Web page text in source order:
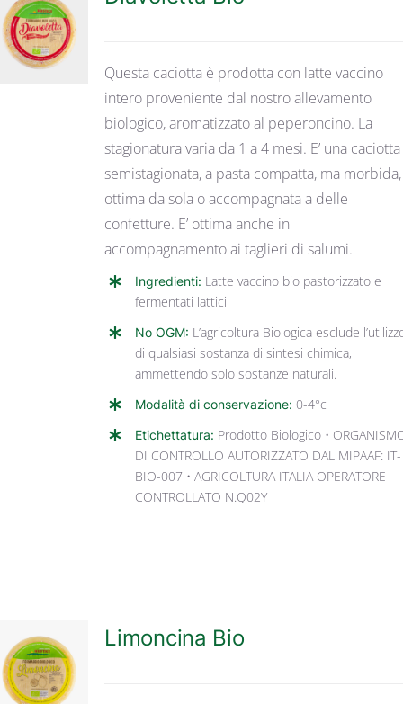
DETTAGLI
Questa caciotta è prodotta con latte vaccino
intero proveniente dal nostro allevamento
biologico, aromatizzato al peperoncino. La
stagionatura varia da 1 a 4 mesi. E’ una caciotta
semistagionata, a pasta compatta, ma morbida,
ottima da sola o accompagnata a delle
confetture. E’ ottima anche in
accompagnamento ai taglieri di salumi.
Ingredienti: Latte vaccino bio pastorizzato e
fermentati lattici
No OGM: L’agricoltura Biologica esclude
di qualsiasi sostanza di sintesi chimica,
ammettendo solo sostanze naturali.
Modalità di conservazione: 0-4°c
Etichettatura: Prodotto Biologico •
DI CONTROLLO AUTORIZZATO DAL MIPAAF: IT-
BIO-007 • AGRICOLTURA ITALIA OPERATORE
CONTROLLATO N.Q02Y
DETTAGLI
Limoncina Bio